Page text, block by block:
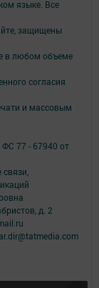
языке. Все
защищены
в любом объеме
согласия
и массовым
77 - 67940 от
д. 2